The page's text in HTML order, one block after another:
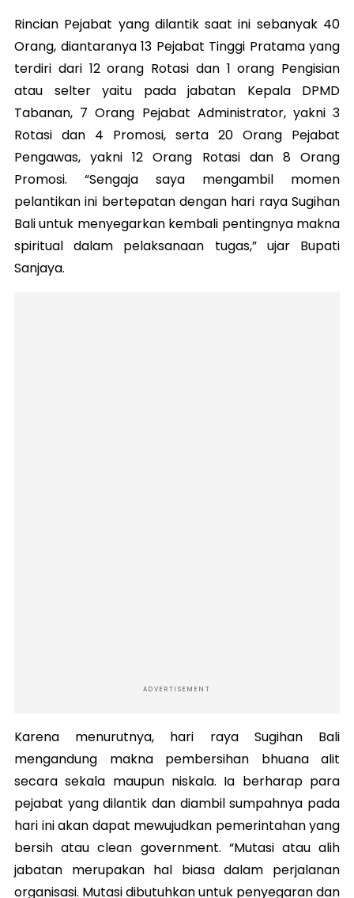
Rincian Pejabat yang dilantik saat ini sebanyak 40
Orang, diantaranya 13 Pejabat Tinggi Pratama yang
terdiri dari 12 orang Rotasi dan 1 orang Pengisian
atau selter yaitu pada jabatan Kepala DPMD
Tabanan, 7 Orang Pejabat Administrator, yakni 3
Rotasi dan 4 Promosi, serta 20 Orang Pejabat
Pengawas, yakni 12 Orang Rotasi dan 8 Orang
Promosi. “Sengaja saya mengambil momen
pelantikan ini bertepatan dengan hari raya Sugihan
Bali untuk menyegarkan kembali pentingnya makna
spiritual dalam pelaksanaan tugas,” ujar Bupati
Sanjaya.
ADVERTISEMENT
Karena menurutnya, hari raya Sugihan Bali
mengandung makna pembersihan bhuana alit
secara sekala maupun niskala. Ia berharap para
pejabat yang dilantik dan diambil sumpahnya pada
hari ini akan dapat mewujudkan pemerintahan yang
bersih atau clean government. “Mutasi atau alih
jabatan merupakan hal biasa dalam perjalanan
organisasi. Mutasi dibutuhkan untuk penyegaran dan